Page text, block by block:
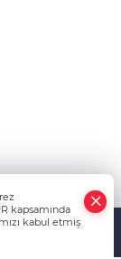
kapsamında
kabul etmiş